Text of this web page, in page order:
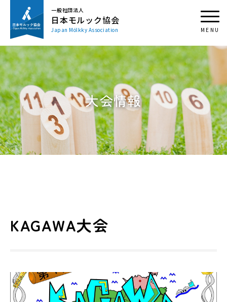
一般社団法人
日本モルック協会
Japan Mölkky Association
大会情報
KAGAWA大会